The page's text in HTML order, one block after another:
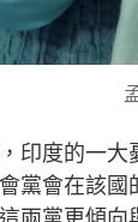
印度的一
黨會在該